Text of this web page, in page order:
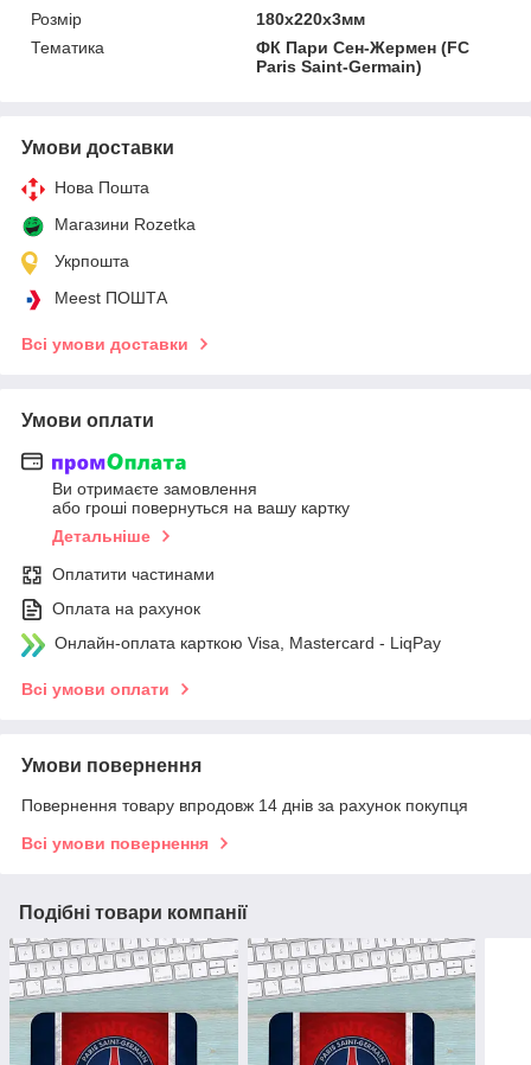
Розмір
180х220х3мм
Тематика
ФК Пари Сен-Жермен (FC
Paris Saint-Germain)
Умови доставки
Нова Пошта
Магазини Rozetka
Укрпошта
Meest ПОШТА
Всі умови доставки
Умови оплати
Ви отримаєте замовлення
або гроші повернуться на вашу картку
Детальніше
Оплатити частинами
Оплата на рахунок
Онлайн-оплата карткою Visa, Mastercard - LiqPay
Всі умови оплати
Умови повернення
Повернення товару впродовж 14 днів за рахунок покупця
Всі умови повернення
Подібні товари компанії